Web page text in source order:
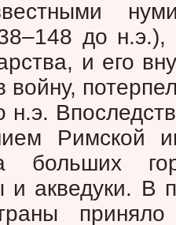
до
и его
войну,
Римской
больших
и акведуки. В